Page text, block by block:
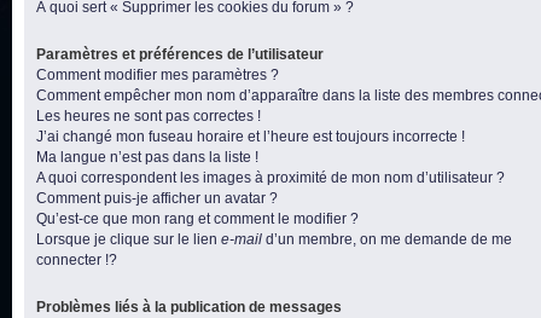
À quoi sert « Supprimer les cookies du forum » ?
Paramètres et préférences de l’utilisateur
Comment modifier mes paramètres ?
Comment empêcher mon nom d’apparaître dans la liste des membres
Les heures ne sont pas correctes !
J’ai changé mon fuseau horaire et l’heure est toujours incorrecte !
Ma langue n’est pas dans la liste !
A quoi correspondent les images à proximité de mon nom d’utilisateur ?
Comment puis-je afficher un avatar ?
Qu’est-ce que mon rang et comment le modifier ?
Lorsque je clique sur le lien e-mail d’un membre, on me demande de me
connecter !?
Problèmes liés à la publication de messages